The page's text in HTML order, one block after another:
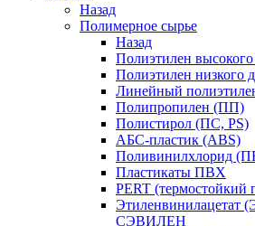
Назад
Полимерное сырье
Назад
Полиэтилен
Полиэтилен низкого
Линейный
Полипропилен (ПП)
Полистирол (ПС, PS)
АБС-пластик (ABS)
Поливинилхлорид
Пластикаты ПВХ
PERT (термостойкий
Этиленвинилацетат
СЭВИЛЕН